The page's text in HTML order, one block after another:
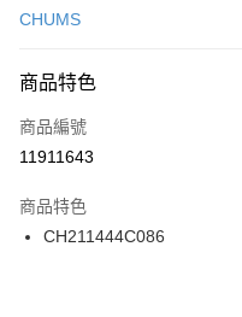
便利好安心！
３．安心：先確認商品／服務後
【「AFTEE先享後付」結帳流程】
１．於結帳方式選擇「AFTEE先
２．訂單成立數日內，您將收到
３．收到繳費通知簡訊後14天內
ATM／網路銀行／等多元方式進
運送方式
每筆NT$100，滿NT$1,500(
宅配
每筆NT$100，滿NT$1,500(
付款後門市自取
每筆NT$100，滿NT$1,500(
CHUMS
商品特色
商品編號
11911643
商品特色
CH211444C086